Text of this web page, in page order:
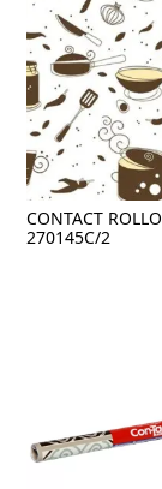
CONTACT
270145C/2